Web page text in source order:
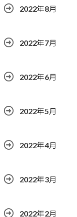
2022年8月
2022年7月
2022年6月
2022年5月
2022年4月
2022年3月
2022年2月